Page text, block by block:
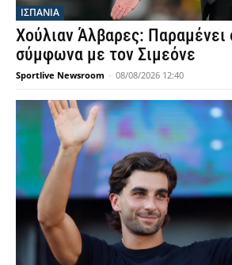
ΙΣΠΑΝΙΑ
Χούλιαν Άλβαρες: Παραμένει
σύμφωνα με τον Σιμεόνε
Sportlive Newsroom - 08/08/2026 12:40